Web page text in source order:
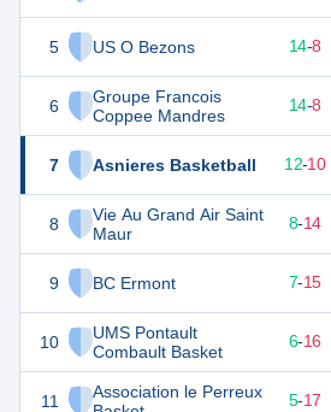
5 US O Bezons
6
Groupe Francois
Coppee Mandres
7 Asnieres Basketball
8
Vie Au Grand Air Saint
Maur
9 BC Ermont
10
UMS Pontault
Combault Basket
11
Association le Perreux
14-8
36 14-8
34 22 12-10
30 22 8-14
7-15
6-16
27 22 5-17